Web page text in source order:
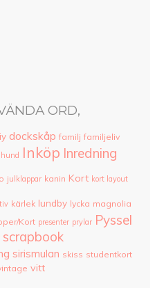
ORD,
dockskåp familj familjeliv
hund Inköp Inredning
julklappar kanin Kort kort layout
kärlek lundby lycka magnolia
Kort presenter prylar Pyssel
scrapbook
sirismulan skiss studentkort
vitt